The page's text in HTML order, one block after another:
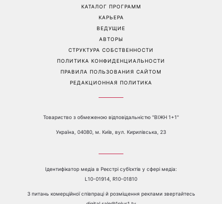
КАТАЛОГ ПРОГРАММ
КАРЬЕРА
ВЕДУЩИЕ
АВТОРЫ
СТРУКТУРА СОБСТВЕННОСТИ
ПОЛИТИКА КОНФИДЕНЦИАЛЬНОСТИ
ПРАВИЛА ПОЛЬЗОВАНИЯ САЙТОМ
РЕДАКЦИОННАЯ ПОЛИТИКА
Товариство з обмеженою відповідальністю "ВІЖН 1+1"
Україна, 04080, м. Київ, вул. Кирилівська, 23
Ідентифікатор медіа в Реєстрі суб’єктів у сфері медіа:
L10-01914, R10-01810
З питань комерційної співпраці й розміщення реклами звертайтесь